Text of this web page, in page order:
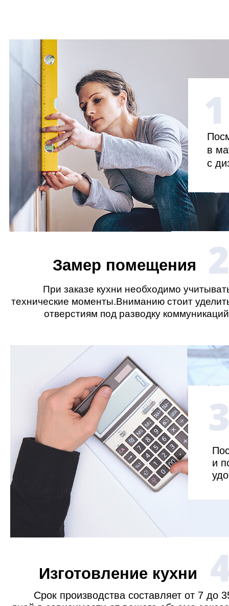
2
Изготовление кухни
1
Срок производства составляет от 7 до
и
в
с
Замер помещения
При заказе кухни необходимо
технические моменты.Вниманию стоит
отверстиям под разводку